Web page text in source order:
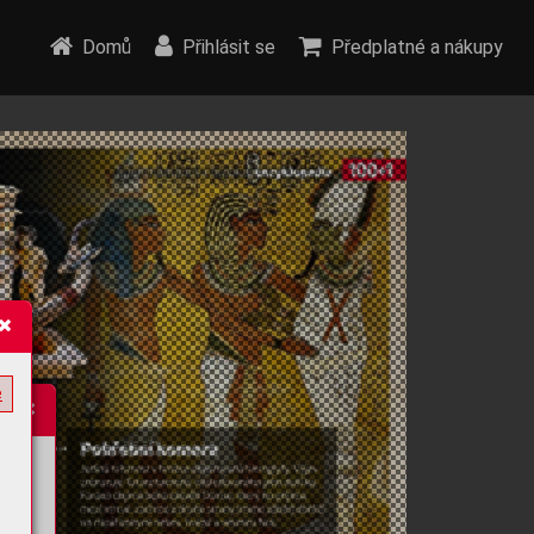
Domů Přihlásit se Předplatné a nákupy